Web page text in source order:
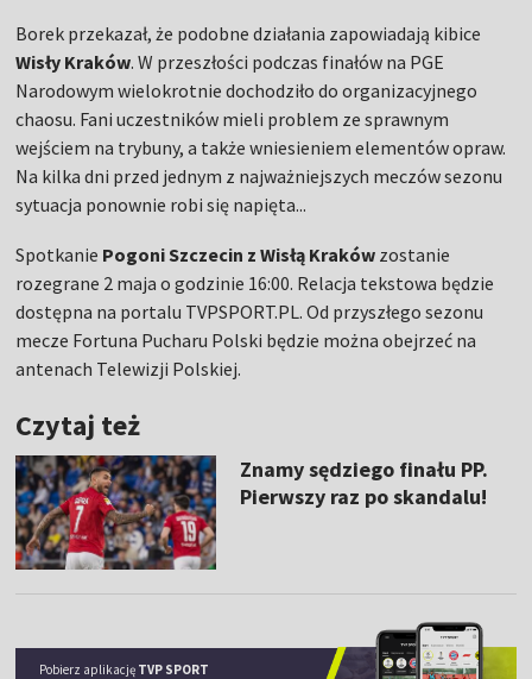
Borek przekazał, że podobne działania zapowiadają kibice
Wisły Kraków. W przeszłości podczas finałów na PGE
Narodowym wielokrotnie dochodziło do organizacyjnego
chaosu. Fani uczestników mieli problem ze sprawnym
wejściem na trybuny, a także wniesieniem elementów opraw.
Na kilka dni przed jednym z najważniejszych meczów sezonu
sytuacja ponownie robi się napięta...
Spotkanie Pogoni Szczecin z Wisłą Kraków zostanie
rozegrane 2 maja o godzinie 16:00. Relacja tekstowa będzie
dostępna na portalu TVPSPORT.PL. Od przyszłego sezonu
mecze Fortuna Pucharu Polski będzie można obejrzeć na
antenach Telewizji Polskiej.
Czytaj też
Znamy sędziego finału PP.
Pierwszy raz po skandalu!
Pobierz aplikację TVP SPORT